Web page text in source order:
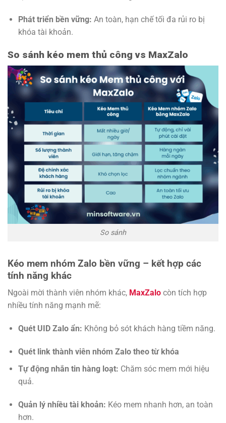
Phát triển bền vững: An toàn, hạn chế tối đa rủi ro bị
khóa tài khoản.
So sánh kéo mem thủ công vs MaxZalo
So sánh
Kéo mem nhóm Zalo bền vững – kết hợp các
tính năng khác
Ngoài mời thành viên nhóm khác, MaxZalo còn tích hợp
nhiều tính năng mạnh mẽ:
Quét UID Zalo ẩn: Không bỏ sót khách hàng tiềm năng.
Quét link thành viên nhóm Zalo theo từ khóa
Tự động nhắn tin hàng loạt: Chăm sóc mem mới hiệu
quả.
Quản lý nhiều tài khoản: Kéo mem nhanh hơn, an toàn
hơn.